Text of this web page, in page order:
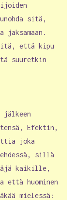
sitä,
että kipu
suuretkin
jälkeen
Efektin,
joka
sillä
kaikille,
että huominen
mielessä: